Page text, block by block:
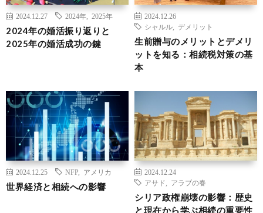
2024.12.27 2024年 2025年
2024年の婚活振り返りと
2025年の婚活成功の鍵
2024.12.26
シャルル
デメリット
生前贈与のメリットとデメリ
ットを知る：相続税対策の基
本
2024.12.25 NFP アメリカ
世界経済と相続への影響
2024.12.24
アサド
アラブの春
シリア政権崩壊の影響：歴史
と現在から学ぶ相続の重要性